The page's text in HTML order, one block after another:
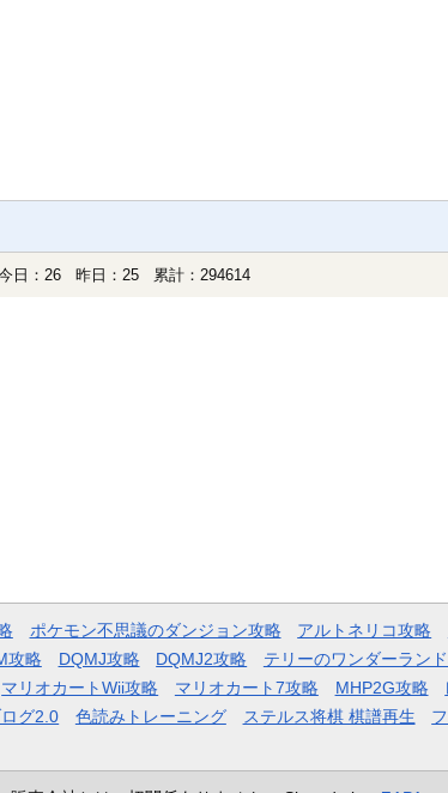
日：26 昨日：25 累計：294614
ポケモン不思議のダンジョン攻略 アルトネリコ攻略
攻略 DQMJ攻略 DQMJ2攻略 テリーのワンダーラン
マリオカートWii攻略 マリオカート7攻略 MHP2G攻略
グ2.0 色読みトレーニング ステルス将棋 棋譜再生